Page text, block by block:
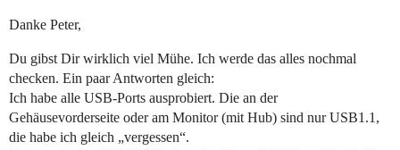
Danke Peter,
Du gibst Dir wirklich viel Mühe. Ich werde das alles nochmal
checken. Ein paar Antworten gleich:
Ich habe alle USB-Ports ausprobiert. Die an der
Gehäusevorderseite oder am Monitor (mit Hub) sind nur USB1.1,
die habe ich gleich „vergessen“.